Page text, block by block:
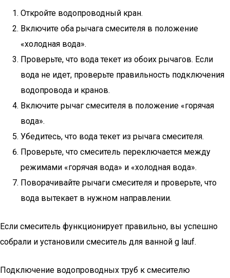
Откройте водопроводный кран.
Включите оба рычага смесителя в положение
«холодная вода».
Проверьте, что вода текет из обоих рычагов. Если
вода не идет, проверьте правильность подключения
водопровода и кранов.
Включите рычаг смесителя в положение «горячая
вода».
Убедитесь, что вода текет из рычага смесителя.
Проверьте, что смеситель переключается между
режимами «горячая вода» и «холодная вода».
Поворачивайте рычаги смесителя и проверьте, что
вода вытекает в нужном направлении.
Если смеситель функционирует правильно, вы успешно
собрали и установили смеситель для ванной g lauf.
Подключение водопроводных труб к смесителю